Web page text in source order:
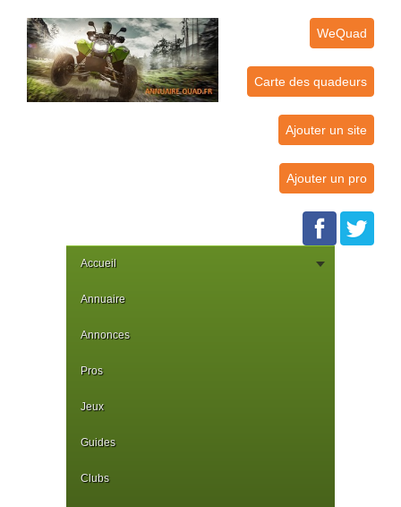
WeQuad
Carte des quadeurs
Ajouter un site
Ajouter un pro
Accueil
Annuaire
Annonces
Pros
Jeux
Guides
Clubs